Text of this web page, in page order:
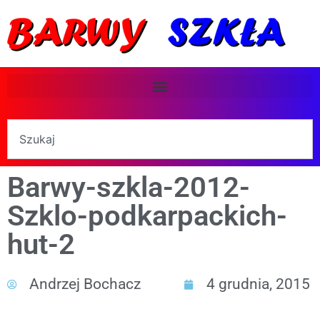
Barwy-szkla-2012-
Szklo-podkarpackich-
hut-2
Andrzej Bochacz 4 grudnia, 2015